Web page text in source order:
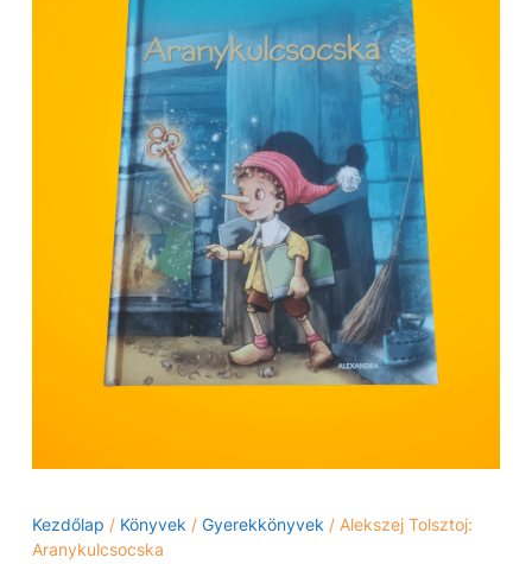
Kezdőlap / Könyvek / Gyerekkönyvek / Alekszej Tolsztoj:
Aranykulcsocska